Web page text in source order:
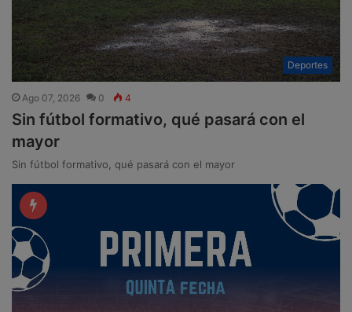
Deportes
Ago 07, 2026 0 4
Sin fútbol formativo, qué pasará con el
mayor
Sin fútbol formativo, qué pasará con el mayor